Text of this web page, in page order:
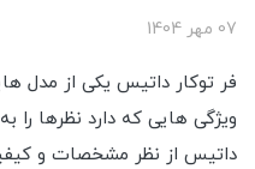
07 مهر 1404
فر توکار داتیس یکی از مدل
ویژگی هایی که دارد نظرها را
داتیس از نظر مشخصات و